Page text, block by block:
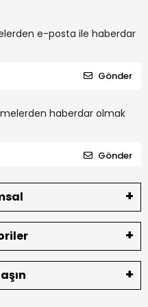
e-posta ile haberdar
Gönder
haberdar olmak
Gönder